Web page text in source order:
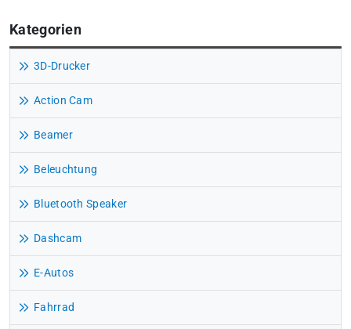
Kategorien
3D-Drucker
Action Cam
Beamer
Beleuchtung
Bluetooth Speaker
Dashcam
E-Autos
Fahrrad